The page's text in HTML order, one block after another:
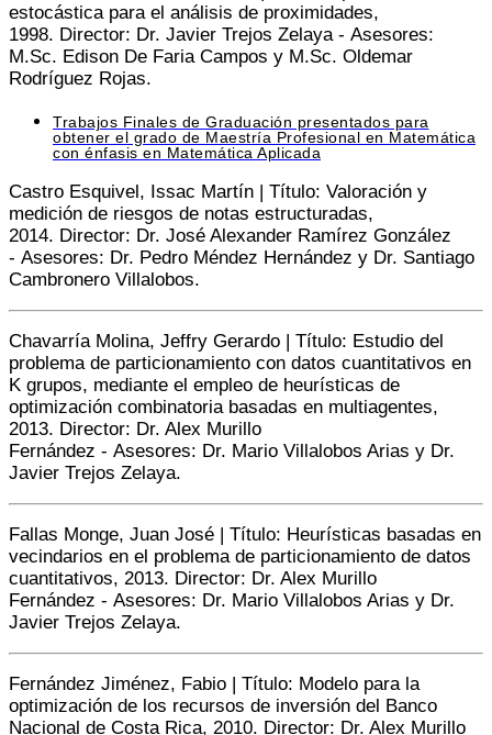
estocástica para el análisis de proximidades,
1998. Director: Dr. Javier Trejos Zelaya - Asesores:
M.Sc. Edison De Faria Campos y M.Sc. Oldemar
Rodríguez Rojas.
Trabajos Finales de Graduación presentados para
obtener el grado de Maestría Profesional en Matemática
con énfasis en Matemática Aplicada
Castro Esquivel, Issac Martín | Título: Valoración y
medición de riesgos de notas estructuradas,
2014. Director: Dr. José Alexander Ramírez González
- Asesores: Dr. Pedro Méndez Hernández y Dr. Santiago
Cambronero Villalobos.
Chavarría Molina, Jeffry Gerardo | Título: Estudio del
problema de particionamiento con datos cuantitativos en
K grupos, mediante el empleo de heurísticas de
optimización combinatoria basadas en multiagentes,
2013. Director: Dr. Alex Murillo
Fernández - Asesores: Dr. Mario Villalobos Arias y Dr.
Javier Trejos Zelaya.
Fallas Monge, Juan José | Título: Heurísticas basadas en
vecindarios en el problema de particionamiento de datos
cuantitativos, 2013. Director: Dr. Alex Murillo
Fernández - Asesores: Dr. Mario Villalobos Arias y Dr.
Javier Trejos Zelaya.
Fernández Jiménez, Fabio | Título: Modelo para la
optimización de los recursos de inversión del Banco
Nacional de Costa Rica, 2010. Director: Dr. Alex Murillo